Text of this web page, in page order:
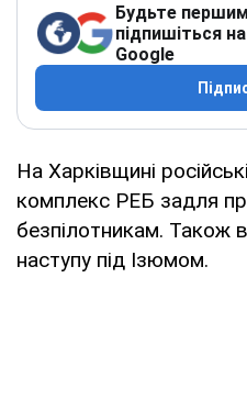
Будьте
підпишіться
Google
На Харківщині
комплекс РЕБ задля
безпілотникам. Також
наступу під Ізюмом.